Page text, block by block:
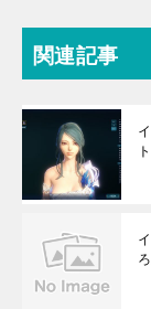
関連記事